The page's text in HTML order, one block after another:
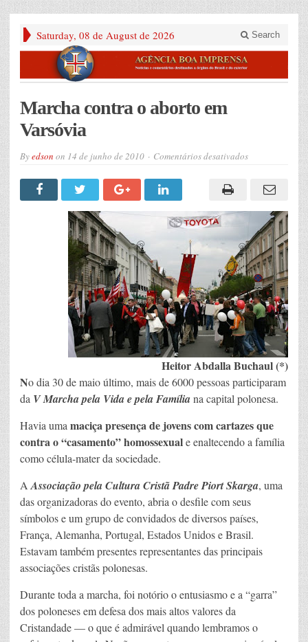
Saturday, 08 de August de 2026 Search
Marcha contra o aborto em
Varsóvia
Byedson on 14 de junho de 2010 Comentários desativadosem
aborto
Varsóvia
Heitor Abdalla Buchaul (*)
No dia 30 de maio último, mais de 6000 pessoas participaram
da V Marcha pela Vida e pela Famíliana capital polonesa.
Havia umamaciça presença de jovens com cartazes que
contra o “casamento” homossexuale enaltecendo a família
como célula-mater da sociedade.
AAssociação pela Cultura Cristã Padre Piort Skarga, uma
das organizadoras do evento, abria o desfile com seus
símbolos e um grupo de convidados de diversos países,
França, Alemanha, Portugal, Estados Unidos e Brasil.
Estavam também presentes representantes das principais
associações cristãs polonesas.
Durante toda a marcha, foi notório o entusiasmo e a “garra”
dos poloneses em defesa dos mais altos valores da
Cristandade — o que é admirável quando lembramos o